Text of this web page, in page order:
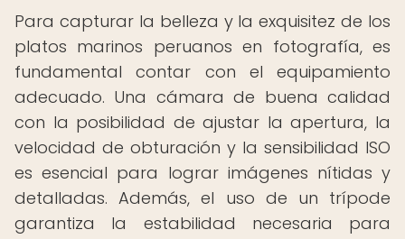
Para capturar la belleza y la exquisitez de los
platos marinos peruanos en fotografía, es
fundamental contar con el equipamiento
adecuado. Una cámara de buena calidad
con la posibilidad de ajustar la apertura, la
velocidad de obturación y la sensibilidad ISO
es esencial para lograr imágenes nítidas y
detalladas. Además, el uso de un trípode
garantiza la estabilidad necesaria para